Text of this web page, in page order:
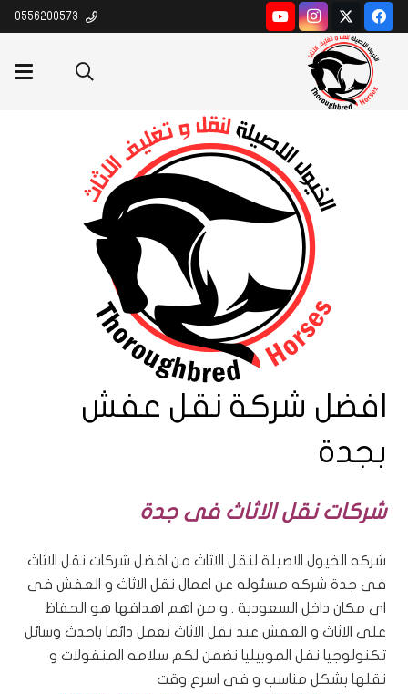
افضل شركة نقل عفش
بجدة
شركات نقل الاثاث فى جدة
شركه الخيول الاصيلة لنقل الاثاث من افضل شركات نقل الاثاث
فى جدة شركه مسئوله عن اعمال نقل الاثاث و العفش فى
اى مكان داخل السعودية . و من اهم اهدافها هو الحفاظ
على الاثاث و العفش عند نقل الاثاث نعمل دائما باحدث وسائل
تكنولوجيا نقل الموبيليا نضمن لكم سلامه المنقولات و
نقلها بشكل مناسب و فى اسرع وقت